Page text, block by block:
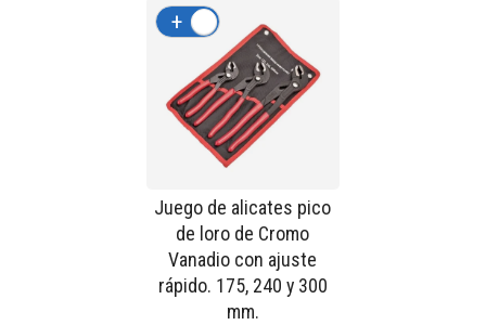
Juego de alicates pico
de loro de Cromo
Vanadio con ajuste
rápido. 175, 240 y 300
mm.
+ -